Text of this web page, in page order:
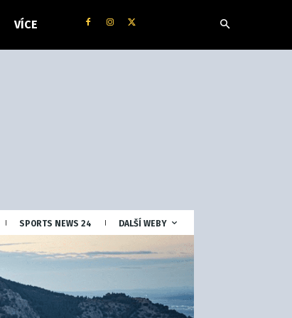
VÍCE
SPORTS NEWS 24 DALŠÍ WEBY